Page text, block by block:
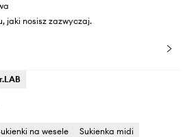
jaki nosisz zazwyczaj.
na wesele Sukienka midi